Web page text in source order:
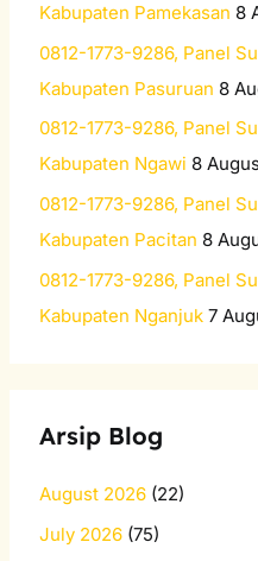
f
Kabupaten Pamekasan 8
0812-1773-9286, Panel
Kabupaten Pasuruan 8
0812-1773-9286, Panel
Kabupaten Ngawi 8
0812-1773-9286, Panel
Kabupaten Pacitan 8
0812-1773-9286, Panel
Kabupaten Nganjuk 7
Arsip Blog
August 2026 (22)
July 2026 (75)